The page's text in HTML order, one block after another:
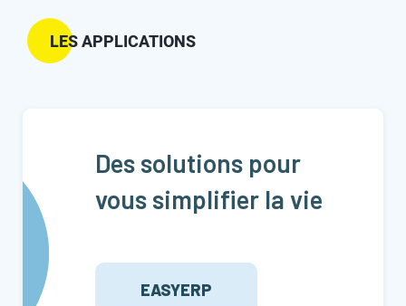
LES APPLICATIONS
Des solutions pour
vous simplifier la vie
EASYERP